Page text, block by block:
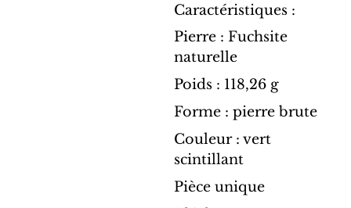
Caractéristiques :
Pierre : Fuchsite
naturelle
Poids : 118,26 g
Forme : pierre brute
Couleur : vert
scintillant
Pièce unique